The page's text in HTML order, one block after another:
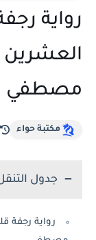
رواية
مصطفي
مكتبة حواء
جدول